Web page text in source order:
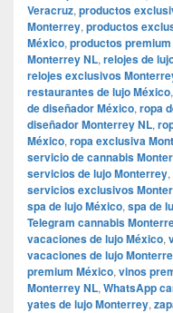
Veracruz, productos
Monterrey, productos
México, productos
Monterrey NL, relojes de
relojes exclusivos
restaurantes de lujo México,
de diseñador México, ropa
diseñador Monterrey NL,
México, ropa exclusiva
servicio de cannabis
servicios de lujo Monterrey,
servicios exclusivos
spa de lujo México, spa de
Telegram cannabis
vacaciones de lujo México,
vacaciones de lujo
premium México, vinos
Monterrey NL, WhatsApp
yates de lujo Monterrey,